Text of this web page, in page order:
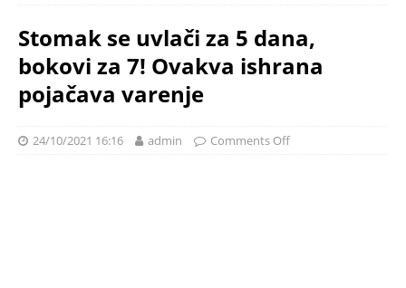
Stomak se uvlači za 5 dana,
bokovi za 7! Ovakva ishrana
pojačava varenje
24/10/2021 16:16 admin Comments Off